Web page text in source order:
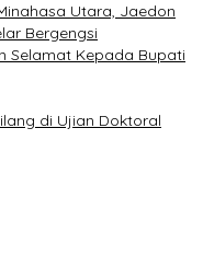
Utara, Jaedon
Bergengsi
Selamat Kepada Bupati
di Ujian Doktoral